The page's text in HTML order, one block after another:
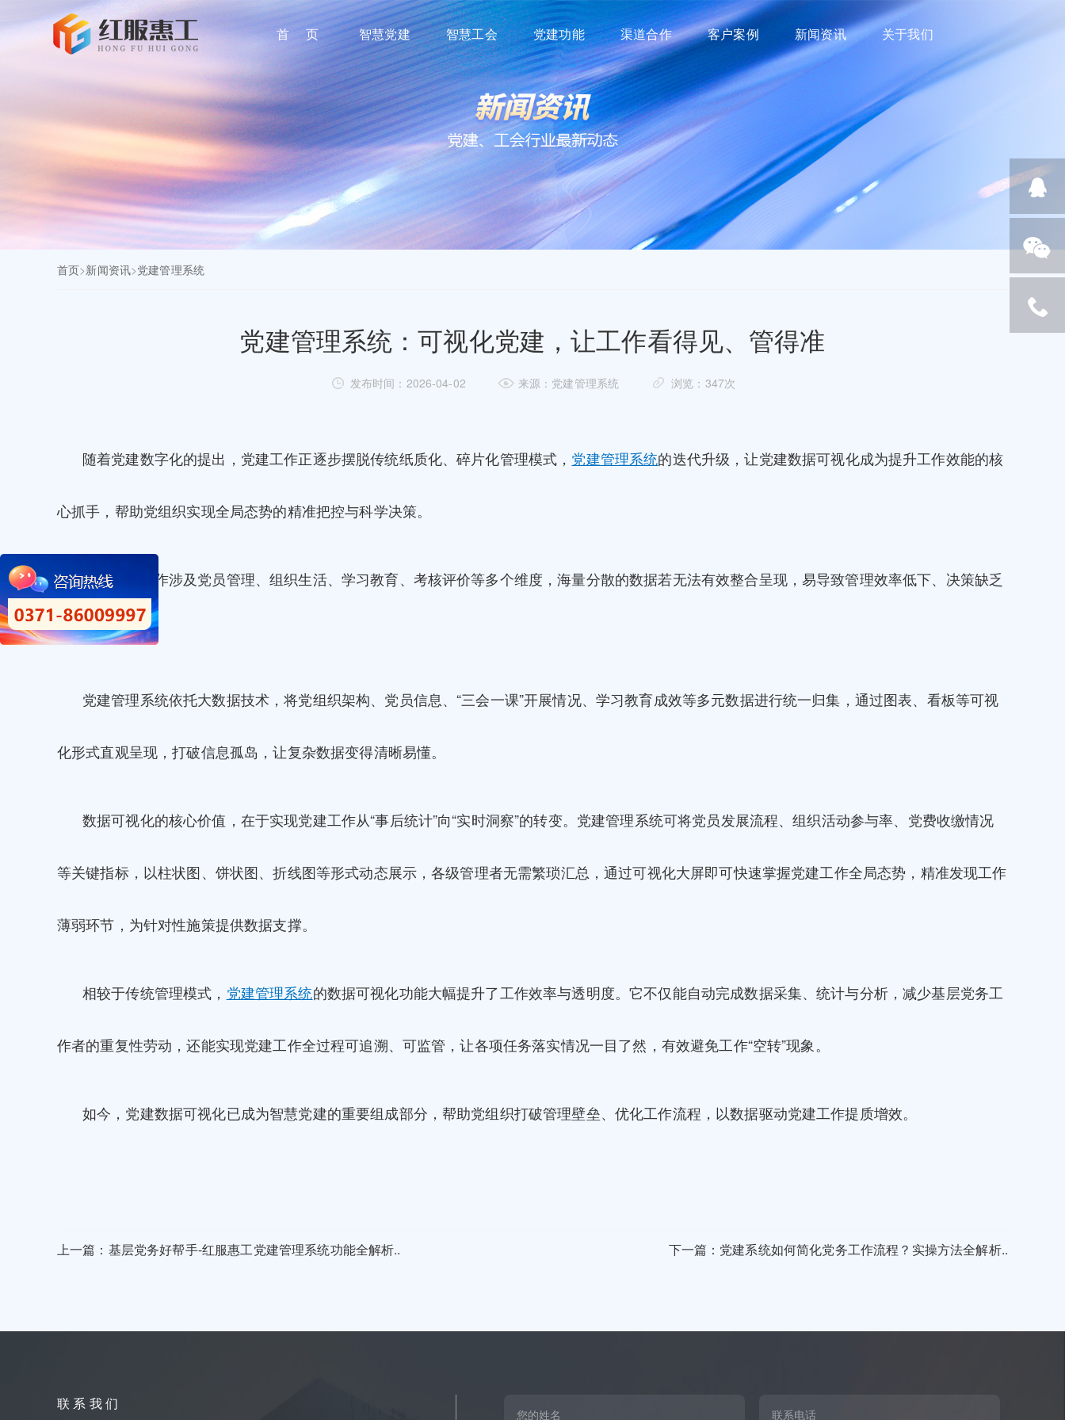
首 页 智慧党建 智慧工会 党建功能 渠道合作 客户案例 新闻资讯 关于我们
首页>新闻资讯>党建管理系统
党建管理系统：可视化党建，让工作看得见、管得准
发布时间：2026-04-02 来源：党建管理系统 浏览：347次
随着党建数字化的提出，党建工作正逐步摆脱传统纸质化、碎片化管理模式， 党建管理系统的迭代升级，让党建数据可视化成为提升工作效能的核
心抓手，帮助党组织实现全局态势的精准把控与科学决策。
由于党建工作涉及党员管理、组织生活、学习教育、考核评价等多个维度，海量分散的数据若无法有效整合呈现，易导致管理效率低下、决策缺乏
依据等问题。
党建管理系统依托大数据技术，将党组织架构、党员信息、“三会一课”开展情况、学习教育成效等多元数据进行统一归集，通过图表、看板等可视
化形式直观呈现，打破信息孤岛，让复杂数据变得清晰易懂。
数据可视化的核心价值，在于实现党建工作从“事后统计”向“实时洞察”的转变。党建管理系统可将党员发展流程、组织活动参与率、党费收缴情况
等关键指标，以柱状图、饼状图、折线图等形式动态展示，各级管理者无需繁琐汇总，通过可视化大屏即可快速掌握党建工作全局态势，精准发现工作
薄弱环节，为针对性施策提供数据支撑。
相较于传统管理模式， 党建管理系统的数据可视化功能大幅提升了工作效率与透明度。它不仅能自动完成数据采集、统计与分析，减少基层党务工
作者的重复性劳动，还能实现党建工作全过程可追溯、可监管，让各项任务落实情况一目了然，有效避免工作“空转”现象。
如今，党建数据可视化已成为智慧党建的重要组成部分，帮助党组织打破管理壁垒、优化工作流程，以数据驱动党建工作提质增效。
上一篇：基层党务好帮手-红服惠工党建管理系统功能全解析.. 下一篇：党建系统如何简化党务工作流程？实操方法全解析..
联 系 我 们